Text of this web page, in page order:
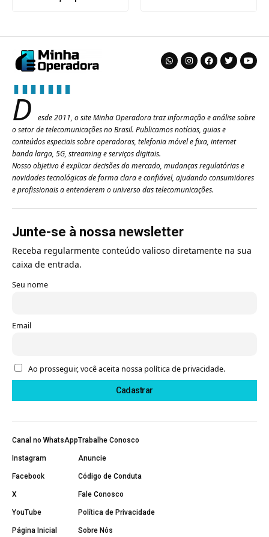
D
esde 2011, o site Minha Operadora traz informação e análise sobre
o setor de telecomunicações no Brasil. Publicamos notícias, guias e
conteúdos especiais sobre operadoras, telefonia móvel e fixa, internet
banda larga, 5G, streaming e serviços digitais.
Nosso objetivo é explicar decisões do mercado, mudanças regulatórias e
novidades tecnológicas de forma clara e confiável, ajudando consumidores
e profissionais a entenderem o universo das telecomunicações.
Junte-se à nossa newsletter
Receba regularmente conteúdo valioso diretamente na sua
caixa de entrada.
Seu nome
Email
Ao prosseguir, você aceita nossa política de privacidade.
Canal no WhatsApp
Instagram
Facebook
X
YouTube
Página Inicial
Trabalhe Conosco
Anuncie
Código de Conduta
Fale Conosco
Política de Privacidade
Sobre Nós